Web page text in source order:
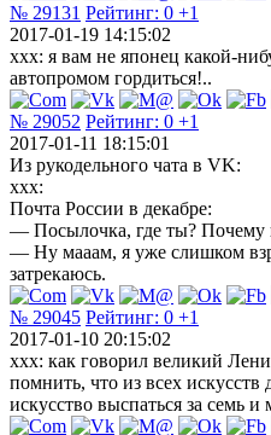
№ 29131 Рейтинг: 0 +1
2017-01-19 14:15:02
xxx: я вам не японец какой-
автопромом гордиться!..
№ 29052 Рейтинг: 0 +1
2017-01-11 18:15:01
Из рукодельного чата в VK:
xxx:
Почта России в декабре:
— Посылочка, где ты? Почему
— Ну мааам, я уже слишком
затрекаюсь.
№ 29045 Рейтинг: 0 +1
2017-01-10 20:15:02
xxx: как говорил великий
помнить, что из всех
искусство выспаться за семь и